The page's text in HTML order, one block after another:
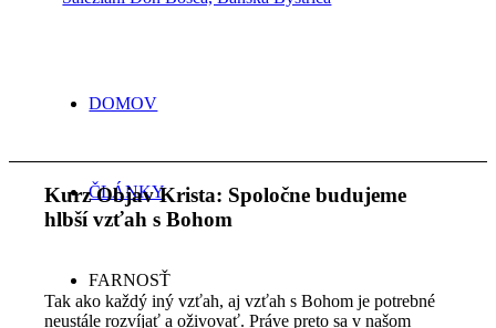
DOMOV
ČLÁNKY
FARNOSŤ
Kurz Objav Krista: Spoločne budujeme
hlbší vzťah s Bohom
Tak ako každý iný vzťah, aj vzťah s Bohom je potrebné
neustále rozvíjať a oživovať. Práve preto sa v našom